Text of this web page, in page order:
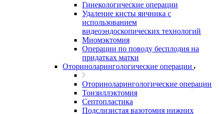
Гинекологические операции
Удаление кисты яичника с
использованием
видеоэндоскопических технологий
Миомэктомия
Операции по поводу бесплодия на
придатках матки
Оториноларингологические операции
Оториноларингологические операции
Тонзиллэктомия
Септопластика
Подслизистая вазотомия нижних